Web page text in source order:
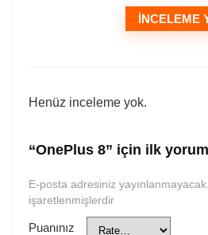
İNCELEME
Henüz inceleme yok.
“OnePlus 8” için ilk
E-posta adresiniz yayınlanmayacak.
işaretlenmişlerdir
Puanınız